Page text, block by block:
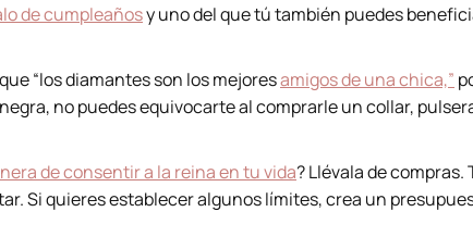
de cumpleañosy uno del que tú también puedes
“los diamantes son los mejoresamigos de una chica,”
no puedes equivocarte al comprarle un collar,
de consentir a la reina en tu vida? Llévala de compras.
Si quieres establecer algunos límites, crea un